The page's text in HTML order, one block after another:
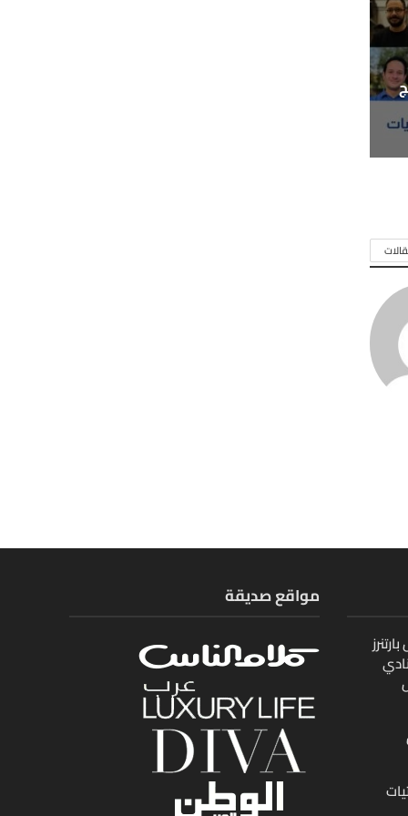
مواقع صديقة